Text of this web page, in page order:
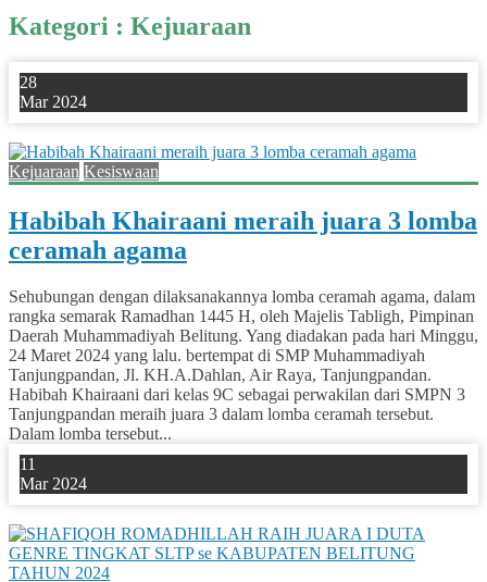
Kategori : Kejuaraan
28
Mar 2024
Kejuaraan Kesiswaan
Habibah Khairaani meraih juara 3 lomba
ceramah agama
Sehubungan dengan dilaksanakannya lomba ceramah agama, dalam
rangka semarak Ramadhan 1445 H, oleh Majelis Tabligh, Pimpinan
Daerah Muhammadiyah Belitung. Yang diadakan pada hari Minggu,
24 Maret 2024 yang lalu. bertempat di SMP Muhammadiyah
Tanjungpandan, Jl. KH.A.Dahlan, Air Raya, Tanjungpandan.
Habibah Khairaani dari kelas 9C sebagai perwakilan dari SMPN 3
Tanjungpandan meraih juara 3 dalam lomba ceramah tersebut.
Dalam lomba tersebut...
11
Mar 2024